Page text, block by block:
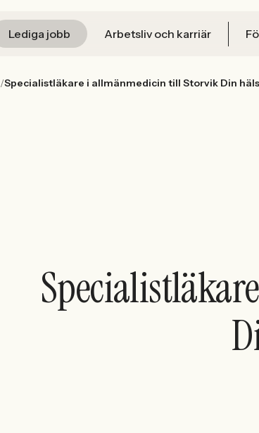
Lediga jobb Arbetsliv och karriär
/Specialistläkare i allmänmedicin till Storvik Din